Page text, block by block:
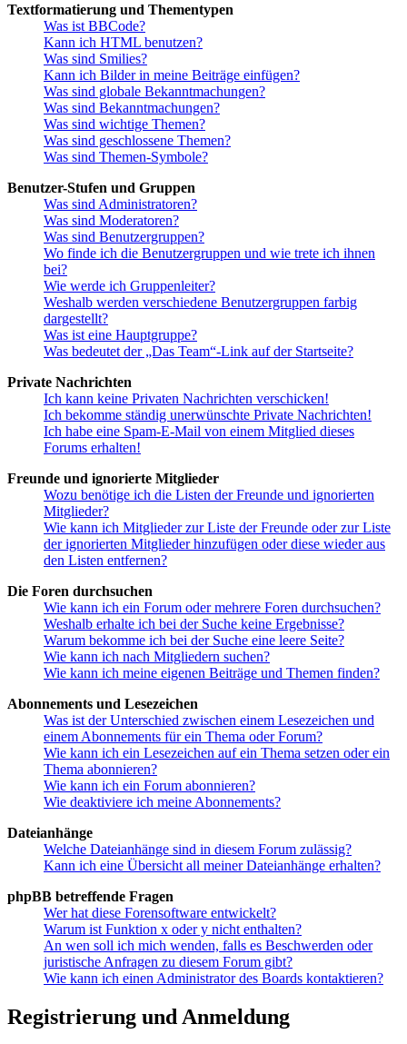
Textformatierung und Thementypen
Was ist BBCode?
Kann ich HTML benutzen?
Was sind Smilies?
Kann ich Bilder in meine Beiträge einfügen?
Was sind globale Bekanntmachungen?
Was sind Bekanntmachungen?
Was sind wichtige Themen?
Was sind geschlossene Themen?
Was sind Themen-Symbole?
Benutzer-Stufen und Gruppen
Was sind Administratoren?
Was sind Moderatoren?
Was sind Benutzergruppen?
Wo finde ich die Benutzergruppen und wie trete ich ihnen
bei?
Wie werde ich Gruppenleiter?
Weshalb werden verschiedene Benutzergruppen farbig
dargestellt?
Was ist eine Hauptgruppe?
Was bedeutet der „Das Team“-Link auf der Startseite?
Private Nachrichten
Ich kann keine Privaten Nachrichten verschicken!
Ich bekomme ständig unerwünschte Private Nachrichten!
Ich habe eine Spam-E-Mail von einem Mitglied dieses
Forums erhalten!
Freunde und ignorierte Mitglieder
Wozu benötige ich die Listen der Freunde und ignorierten
Mitglieder?
Wie kann ich Mitglieder zur Liste der Freunde oder zur Liste
der ignorierten Mitglieder hinzufügen oder diese wieder aus
den Listen entfernen?
Die Foren durchsuchen
Wie kann ich ein Forum oder mehrere Foren durchsuchen?
Weshalb erhalte ich bei der Suche keine Ergebnisse?
Warum bekomme ich bei der Suche eine leere Seite?
Wie kann ich nach Mitgliedern suchen?
Wie kann ich meine eigenen Beiträge und Themen finden?
Abonnements und Lesezeichen
Was ist der Unterschied zwischen einem Lesezeichen und
einem Abonnements für ein Thema oder Forum?
Wie kann ich ein Lesezeichen auf ein Thema setzen oder ein
Thema abonnieren?
Wie kann ich ein Forum abonnieren?
Wie deaktiviere ich meine Abonnements?
Dateianhänge
Welche Dateianhänge sind in diesem Forum zulässig?
Kann ich eine Übersicht all meiner Dateianhänge erhalten?
phpBB betreffende Fragen
Wer hat diese Forensoftware entwickelt?
Warum ist Funktion x oder y nicht enthalten?
An wen soll ich mich wenden, falls es Beschwerden oder
juristische Anfragen zu diesem Forum gibt?
Wie kann ich einen Administrator des Boards kontaktieren?
Registrierung und Anmeldung